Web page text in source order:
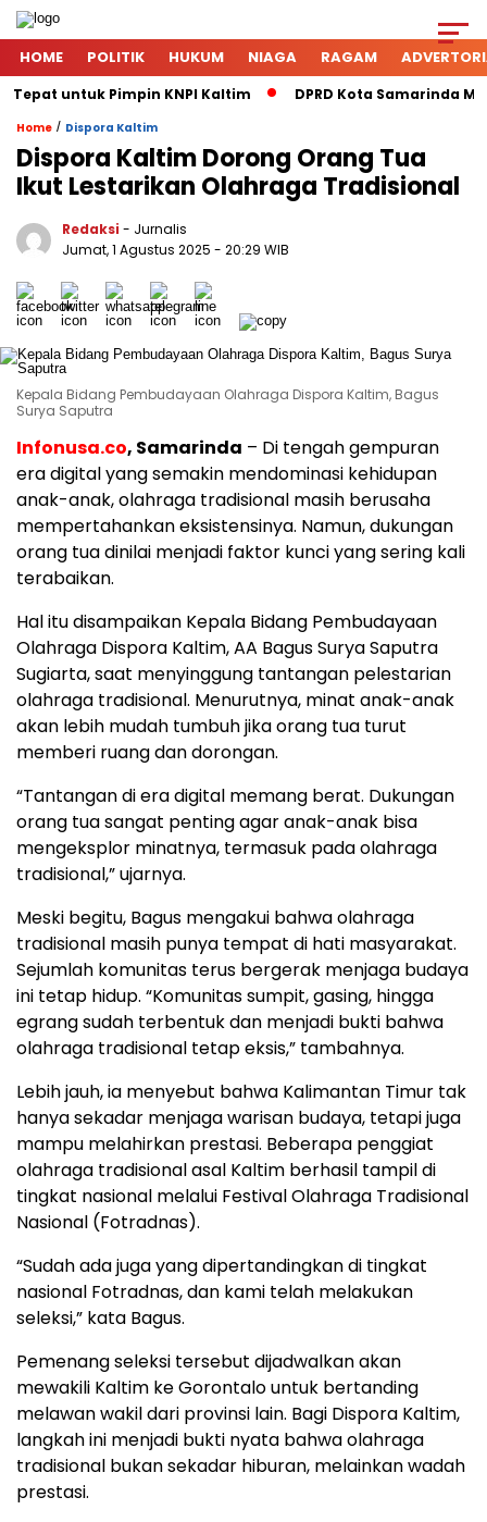
HOME POLITIK HUKUM NIAGA RAGAM
untuk Pimpin KNPI Kaltim DPRD Kota Samarinda
Home / Dispora Kaltim
Dispora Kaltim Dorong Orang Tua
Ikut Lestarikan Olahraga Tradisional
Redaksi - Jurnalis
Jumat, 1 Agustus 2025 - 20:29 WIB
Kepala Bidang Pembudayaan Olahraga Dispora Kaltim, Bagus
Surya Saputra
Infonusa.co, Samarinda – Di tengah gempuran
era digital yang semakin mendominasi kehidupan
anak-anak, olahraga tradisional masih berusaha
mempertahankan eksistensinya. Namun, dukungan
orang tua dinilai menjadi faktor kunci yang sering kali
terabaikan.
Hal itu disampaikan Kepala Bidang Pembudayaan
Olahraga Dispora Kaltim, AA Bagus Surya Saputra
Sugiarta, saat menyinggung tantangan pelestarian
olahraga tradisional. Menurutnya, minat anak-anak
akan lebih mudah tumbuh jika orang tua turut
memberi ruang dan dorongan.
“Tantangan di era digital memang berat. Dukungan
orang tua sangat penting agar anak-anak bisa
mengeksplor minatnya, termasuk pada olahraga
tradisional,” ujarnya.
Meski begitu, Bagus mengakui bahwa olahraga
tradisional masih punya tempat di hati masyarakat.
Sejumlah komunitas terus bergerak menjaga budaya
ini tetap hidup. “Komunitas sumpit, gasing, hingga
egrang sudah terbentuk dan menjadi bukti bahwa
olahraga tradisional tetap eksis,” tambahnya.
Lebih jauh, ia menyebut bahwa Kalimantan Timur tak
hanya sekadar menjaga warisan budaya, tetapi juga
mampu melahirkan prestasi. Beberapa penggiat
olahraga tradisional asal Kaltim berhasil tampil di
tingkat nasional melalui Festival Olahraga Tradisional
Nasional (Fotradnas).
“Sudah ada juga yang dipertandingkan di tingkat
nasional Fotradnas, dan kami telah melakukan
seleksi,” kata Bagus.
Pemenang seleksi tersebut dijadwalkan akan
mewakili Kaltim ke Gorontalo untuk bertanding
melawan wakil dari provinsi lain. Bagi Dispora Kaltim,
langkah ini menjadi bukti nyata bahwa olahraga
tradisional bukan sekadar hiburan, melainkan wadah
prestasi.